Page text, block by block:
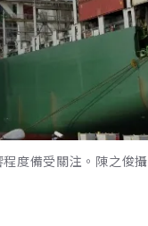
度備受關注。陳之俊攝